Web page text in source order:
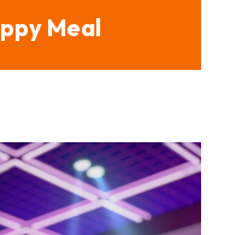
Meal